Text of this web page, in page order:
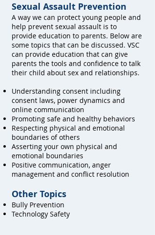
Sexual Assault Prevention
A way we can protect young people and
help prevent sexual assault is to
provide education to parents. Below are
some topics that can be discussed. VSC
can provide education that can give
parents the tools and confidence to talk
their child about sex and relationships.
Understanding consent including
consent laws, power dynamics and
online communication
Promoting safe and healthy behaviors
Respecting physical and emotional
boundaries of others
Asserting your own physical and
emotional boundaries
Positive communication, anger
management and conflict resolution
Other Topics
Bully Prevention
Technology Safety